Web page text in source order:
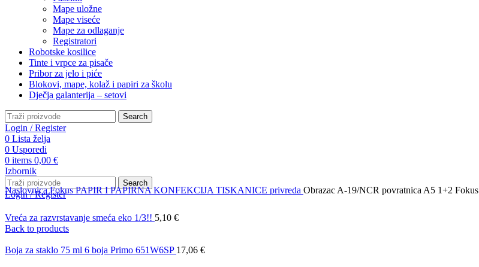
Mape uložne
Mape viseće
Mape za odlaganje
Registratori
Robotske kosilice
Tinte i vrpce za pisače
Pribor za jelo i piće
Blokovi, mape, kolaž i papiri za školu
Dječja galanterija – setovi
Search
Login / Register
0 Lista želja
0 Usporedi
0 items 0,00 €
Izbornik
Search
Login / Register
NaslovnicaFokusPAPIR I PAPIRNA KONFEKCIJA TISKANICE privreda Obrazac A-19/NCR povratnica A5 1+2 Fokus
Vreća za razvrstavanje smeća eko 1/3!! 5,10 €
Back to products
Boja za staklo 75 ml 6 boja Primo 651W6SP 17,06 €